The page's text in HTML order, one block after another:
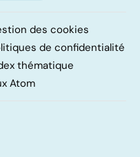
des cookies
de confidentialité
thématique
Atom